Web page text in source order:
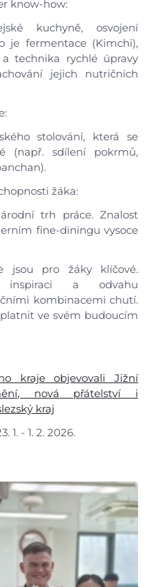
know-how:
kuchyně, osvojení
je fermentace (Kimchi),
technika rychlé úpravy
jejich nutričních
stolování, která se
(např. sdílení pokrmů,
žáka:
trh práce. Znalost
fine-diningu vysoce
jsou pro žáky klíčové.
inspiraci a odvahu
kombinacemi chutí.
ve svém budoucím
kraje objevovali Jižní
nová přátelství i
kraj
1. - 1. 2. 2026.